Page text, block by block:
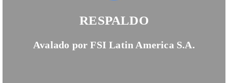
RESPALDO
Avalado por FSI Latin America S.A.